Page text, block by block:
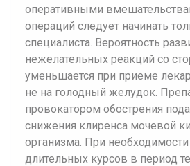
оперативными
операций следует начинать
специалиста. Вероятность
нежелательных реакций со
уменьшается при приеме
не на голодный желудок.
провокатором обострения
снижения клиренса мочевой
организма. При необходимости
длительных курсов в период